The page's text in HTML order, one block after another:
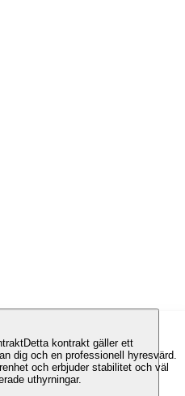
Detta kontrakt gäller ett
dig och en professionell hyresvärd.
och erbjuder stabilitet och väl
uthyrningar.